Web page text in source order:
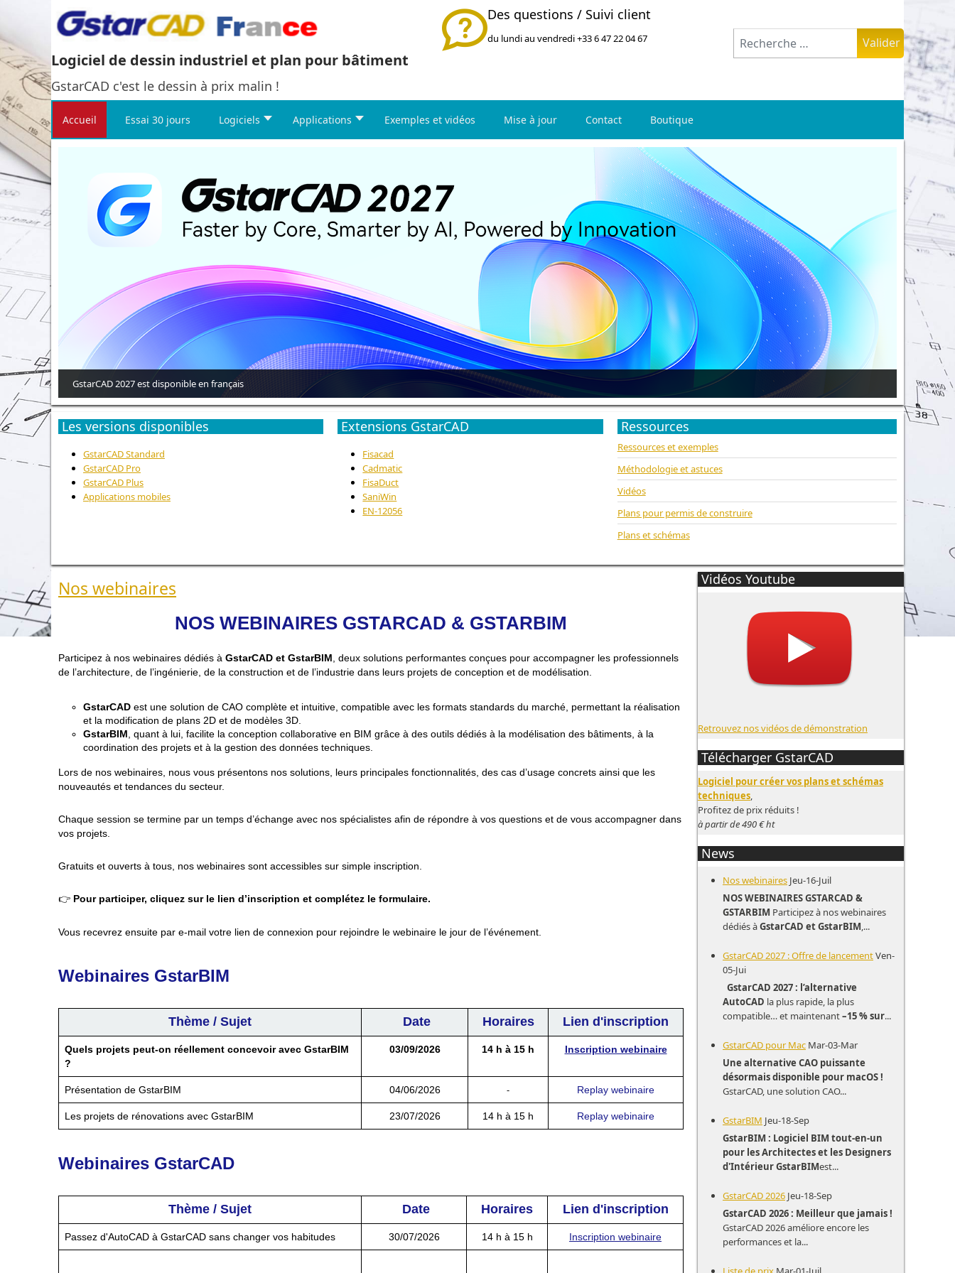
Logiciel de dessin industriel et plan pour bâtiment
GstarCAD c'est le dessin à prix malin !
Des questions / Suivi client
du lundi au vendredi +33 6 47 22 04 67 Valider
Accueil Essai 30 jours Logiciels Applications Exemples et vidéos Mise à jour Contact Boutique
GstarCAD 2027 est disponible en français
Les versions disponibles
GstarCAD Standard
GstarCAD Pro
GstarCAD Plus
Applications mobiles
Extensions GstarCAD
Fisacad
Cadmatic
FisaDuct
SaniWin
EN-12056
Ressources
Ressources et exemples
Méthodologie et astuces
Vidéos
Plans pour permis de construire
Plans et schémas
Nos webinaires
NOS WEBINAIRES GSTARCAD & GSTARBIM
Participez à nos webinaires dédiés à GstarCAD et GstarBIM , deux solutions performantes conçues pour accompagner les professionnels
de l’architecture, de l’ingénierie, de la construction et de l’industrie dans leurs projets de conception et de modélisation.
GstarCAD est une solution de CAO complète et intuitive, compatible avec les formats standards du marché, permettant la réalisation
et la modification de plans 2D et de modèles 3D.
GstarBIM, quant à lui, facilite la conception collaborative en BIM grâce à des outils dédiés à la modélisation des bâtiments, à la
coordination des projets et à la gestion des données techniques.
Lors de nos webinaires, nous vous présentons nos solutions, leurs principales fonctionnalités, des cas d’usage concrets ainsi que les
nouveautés et tendances du secteur.
Chaque session se termine par un temps d’échange avec nos spécialistes afin de répondre à vos questions et de vous accompagner dans
vos projets.
Gratuits et ouverts à tous, nos webinaires sont accessibles sur simple inscription.
👉 Pour participer, cliquez sur le lien d’inscription et complétez le formulaire.
Vous recevrez ensuite par e-mail votre lien de connexion pour rejoindre le webinaire le jour de l’événement.
Webinaires GstarBIM
Thème / Sujet Date Horaires Lien d'inscription
Quels projets peut-on réellement concevoir avec GstarBIM
?
03/09/2026 14 h à 15 h Inscription webinaire
Présentation de GstarBIM 04/06/2026 - Replay webinaire
Les projets de rénovations avec GstarBIM 23/07/2026 14 h à 15 h Replay webinaire
Webinaires GstarCAD
Thème / Sujet Date Horaires Lien d'inscription
Passez d'AutoCAD à GstarCAD sans changer vos habitudes 30/07/2026 14 h à 15 h Inscription webinaire
Vidéos Youtube
Retrouvez nos vidéos de démonstration
Télécharger GstarCAD
Logiciel pour créer vos plans et schémas
techniques
Profitez de prix réduits !
à partir de 490 € ht
News
Nos webinaires Jeu-16-Juil
NOS WEBINAIRES GSTARCAD &
GSTARBIM Participez à nos webinaires
dédiés àGstarCAD et GstarBIM,...
GstarCAD 2027 : Offre de lancementVen-
05-Jui
GstarCAD 2027 : l’alternative
AutoCAD la plus rapide, la plus
compatible… et maintenant–15 % sur...
GstarCAD pour Mac Mar-03-Mar
Une alternative CAO puissante
désormais disponible pour macOS !
GstarCAD, une solution CAO...
GstarBIM Jeu-18-Sep
GstarBIM : Logiciel BIM tout-en-un
pour les Architectes et les Designers
d'IntérieurGstarBIMest...
GstarCAD 2026 Jeu-18-Sep
GstarCAD 2026 : Meilleur que jamais !
GstarCAD 2026 améliore encore les
performances et la...